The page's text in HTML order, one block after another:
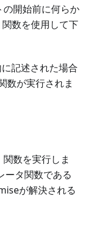
開始前に何らか
関数を使用して下
記述された場合
数が実行されま
数を実行しま
タ関数である
が解決される